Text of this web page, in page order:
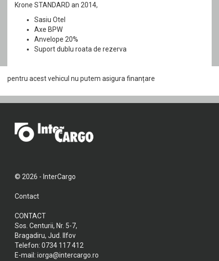
Krone STANDARD an 2014,
Sasiu Otel
Axe BPW
Anvelope 20%
Suport dublu roata de rezerva
pentru acest vehicul nu putem asigura finanțare
© 2026 - InterCargo
Contact
CONTACT
Sos. Centurii, Nr. 5-7,
Bragadiru, Jud. Ilfov
Telefon: 0734 117 412
E-mail: iorga@intercargo.ro